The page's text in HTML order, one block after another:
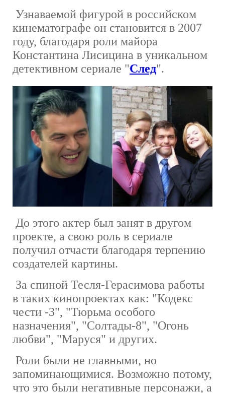
Узнаваемой фигурой в российском
кинематографе он становится в 2007
году, благодаря роли майора
Константина Лисицина в уникальном
детективном сериале "След".
До этого актер был занят в другом
проекте, а свою роль в сериале
получил отчасти благодаря терпению
создателей картины.
За спиной Тесля-Герасимова работы
в таких кинопроектах как: "Кодекс
чести -3", "Тюрьма особого
назначения", "Солтады-8", "Огонь
любви", "Маруся" и других.
Роли были не главными, но
запоминающимися. Возможно потому,
что это были негативные персонажи, а